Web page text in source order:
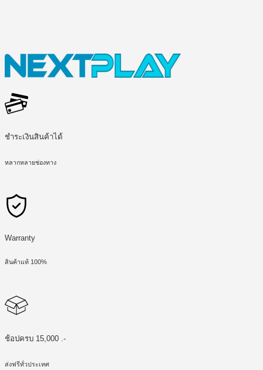
ชำระเงินสินค้าได้
หลากหลายช่องทาง
Warranty
สินค้าแท้ 100%
ช้อปครบ 15,000 .-
ส่งฟรีทั่วประเทศ